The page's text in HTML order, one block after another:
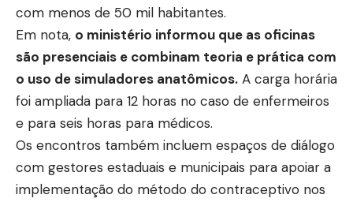
com menos de 50 mil habitantes.
Em nota, o ministério informou que as oficinas
são presenciais e combinam teoria e prática com
o uso de simuladores anatômicos. A carga horária
foi ampliada para 12 horas no caso de enfermeiros
e para seis horas para médicos.
Os encontros também incluem espaços de diálogo
com gestores estaduais e municipais para apoiar a
implementação do método do contraceptivo nos